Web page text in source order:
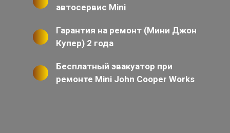
автосервис Mini
Гарантия на ремонт (Мини Джон
Купер) 2 года
Бесплатный эвакуатор при
ремонте Mini John Cooper Works